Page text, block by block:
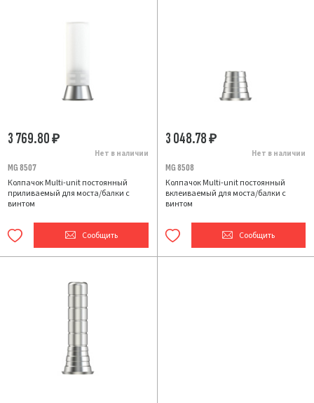
Нет в наличии
3 769.80₽
MG 8507
Колпачок Multi-unit постоянный
приливаемый для моста/балки с
винтом
Сообщить
Нет в наличии
3 048.78₽
MG 8508
Колпачок Multi-unit постоянный
вклеиваемый для моста/балки с
винтом
Сообщить